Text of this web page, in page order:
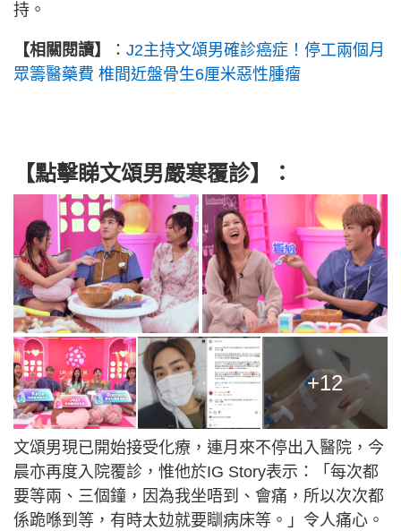
持。
【相關閱讀】 ： J2主持文頌男確診癌症！停工兩個月
眾籌醫藥費 椎間近盤骨生6厘米惡性腫瘤
【點擊睇文頌男嚴寒覆診】：
+12
文頌男現已開始接受化療，連月來不停出入醫院，今
晨亦再度入院覆診，惟他於IG Story表示：「每次都
要等兩、三個鐘，因為我坐唔到、會痛，所以次次都
係跪喺到等，有時太攰就要瞓病床等。」令人痛心。